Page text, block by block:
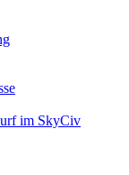
im SkyCiv